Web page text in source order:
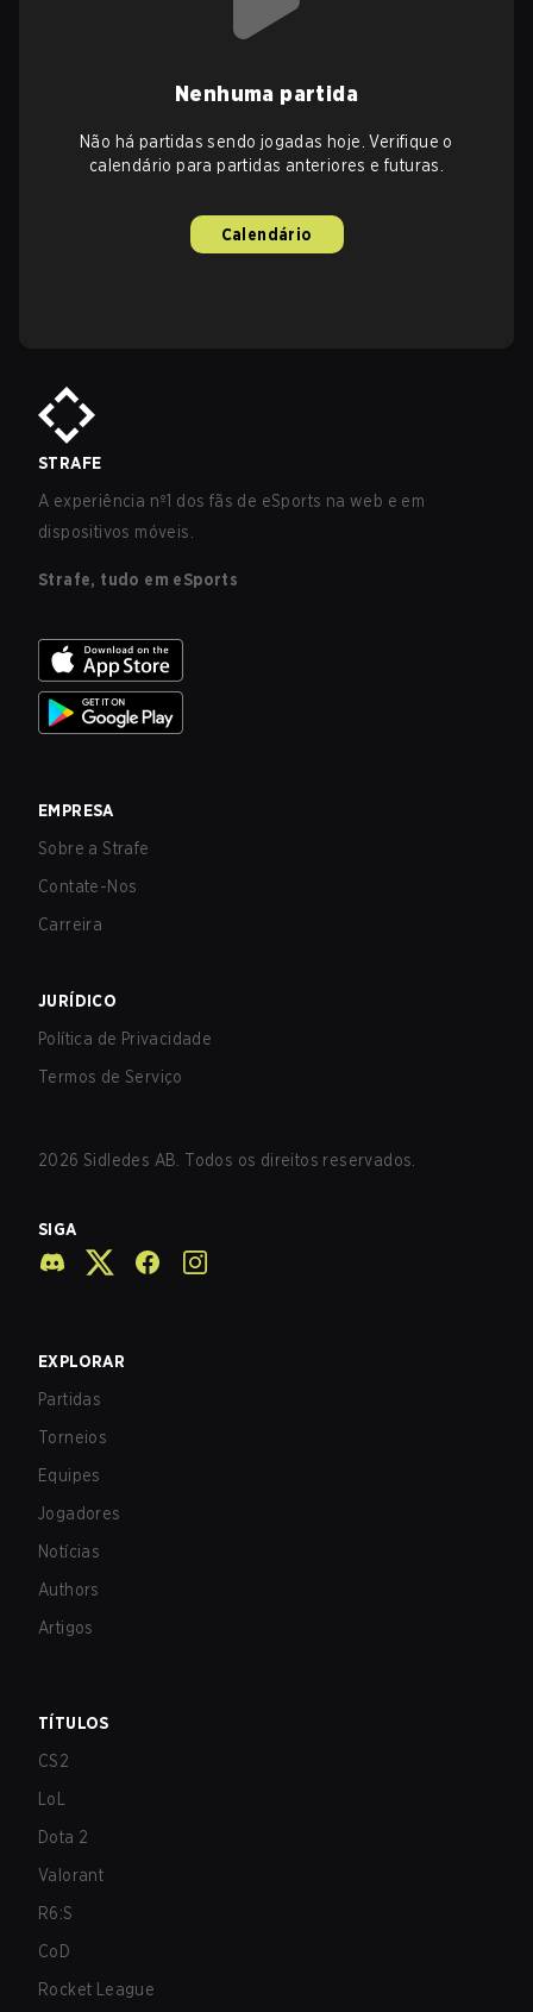
Nenhuma partida
Não há partidas sendo jogadas hoje. Verifique o
calendário para partidas anteriores e futuras.
Calendário
STRAFE
A experiência nº1 dos fãs de eSports na web e em
dispositivos móveis.
Strafe, tudo em eSports
EMPRESA
Sobre a Strafe
Contate-Nos
Carreira
JURÍDICO
Política de Privacidade
Termos de Serviço
2026 Sidledes AB. Todos os direitos reservados.
SIGA
EXPLORAR
Partidas
Torneios
Equipes
Jogadores
Notícias
Authors
Artigos
TÍTULOS
CS2
LoL
Dota 2
Valorant
R6:S
CoD
Rocket League